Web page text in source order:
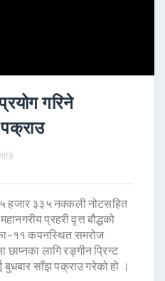
गरिने
हजार ३३५ नक्कली नोटसहित
प्रहरी वृत्त बौद्धको
कपनस्थित समरोज
छाप्नका लागि रङ्गीन प्रिन्ट
बुधबार साँझ पक्राउ गरेको हो ।